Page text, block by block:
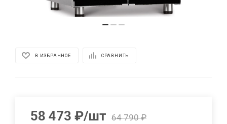
В ИЗБРАННОЕ СРАВНИТЬ
58 473 ₽/шт 64 790₽